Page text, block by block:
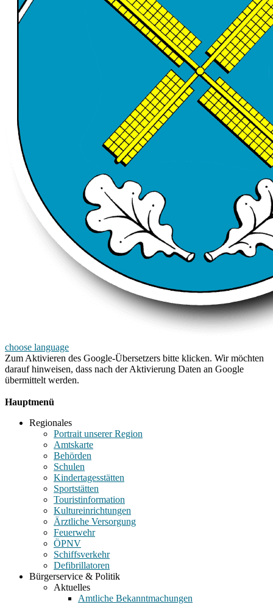
choose language
Zum Aktivieren des Google-Übersetzers bitte klicken. Wir möchten
darauf hinweisen, dass nach der Aktivierung Daten an Google
übermittelt werden.
Hauptmenü
Regionales
Portrait unserer Region
Amtskarte
Behörden
Schulen
Kindertagesstätten
Sportstätten
Touristinformation
Kultureinrichtungen
Ärztliche Versorgung
Feuerwehr
ÖPNV
Schiffsverkehr
Defibrillatoren
Bürgerservice & Politik
Aktuelles
Amtliche Bekanntmachungen